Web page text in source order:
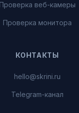
Проверка веб-камеры
Проверка монитора
КОНТАКТЫ
hello@skrini.ru
Telegram-канал